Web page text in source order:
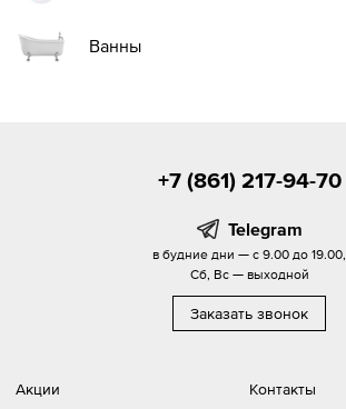
Ванны
Акции
Контакты
+7 (861) 217-94-70
Telegram
в будние дни — с 9.00 до 19.00,
Сб, Вс — выходной
Заказать звонок